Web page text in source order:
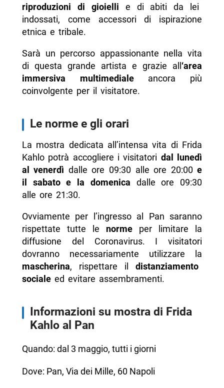
riproduzioni di gioielli e di abiti da lei
indossati, come accessori di ispirazione
etnica e tribale.
Sarà un percorso appassionante nella vita
di questa grande artista e grazie all‘area
immersiva multimedialeancora più
coinvolgente per il visitatore.
Le norme e gli orari
La mostra dedicata all’intensa vita di Frida
Kahlo potrà accogliere i visitatori dal lunedì
al venerdì dalle ore 09:30 alle ore 20:00e
il sabato e la domenica dalle ore 09:30
alle ore 21:30.
Ovviamente per l’ingresso al Pan saranno
rispettate tutte le norme per limitare la
diffusione del Coronavirus. I visitatori
dovranno necessariamente utilizzare la
mascherina, rispettare ildistanziamento
socialeed evitare assembramenti.
Informazioni su mostra di Frida
Kahlo al Pan
Quando: dal 3 maggio, tutti i giorni
Dove: Pan, Via dei Mille, 60 Napoli